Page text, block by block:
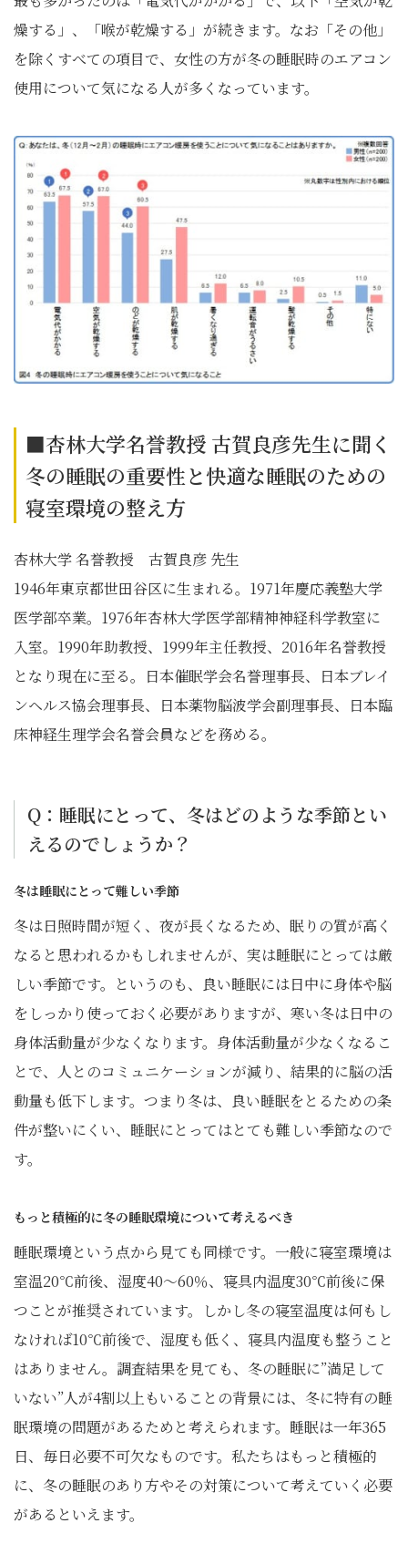
燥する」、「喉が乾燥する」が続きます。なお「その他」
を除くすべての項目で、女性の方が冬の睡眠時のエアコン
使用について気になる人が多くなっています。
■杏林大学名誉教授 古賀良彦先生に聞く
冬の睡眠の重要性と快適な睡眠のための
寝室環境の整え方
杏林大学 名誉教授 古賀良彦 先生
1946年東京都世田谷区に生まれる。1971年慶応義塾大学
医学部卒業。1976年杏林大学医学部精神神経科学教室に
入室。1990年助教授、1999年主任教授、2016年名誉教授
となり現在に至る。日本催眠学会名誉理事長、日本ブレイ
ンヘルス協会理事長、日本薬物脳波学会副理事長、日本臨
床神経生理学会名誉会員などを務める。
Q：睡眠にとって、冬はどのような季節とい
えるのでしょうか？
冬は睡眠にとって難しい季節
冬は日照時間が短く、夜が長くなるため、眠りの質が高く
なると思われるかもしれませんが、実は睡眠にとっては厳
しい季節です。というのも、良い睡眠には日中に身体や脳
をしっかり使っておく必要がありますが、寒い冬は日中の
身体活動量が少なくなります。身体活動量が少なくなるこ
とで、人とのコミュニケーションが減り、結果的に脳の活
動量も低下します。つまり冬は、良い睡眠をとるための条
件が整いにくい、睡眠にとってはとても難しい季節なので
す。
もっと積極的に冬の睡眠環境について考えるべき
睡眠環境という点から見ても同様です。一般に寝室環境は
室温20℃前後、湿度40～60％、寝具内温度30℃前後に保
つことが推奨されています。しかし冬の寝室温度は何もし
なければ10℃前後で、湿度も低く、寝具内温度も整うこと
はありません。調査結果を見ても、冬の睡眠に”満足して
いない”人が4割以上もいることの背景には、冬に特有の睡
眠環境の問題があるためと考えられます。睡眠は一年365
日、毎日必要不可欠なものです。私たちはもっと積極的
に、冬の睡眠のあり方やその対策について考えていく必要
があるといえます。